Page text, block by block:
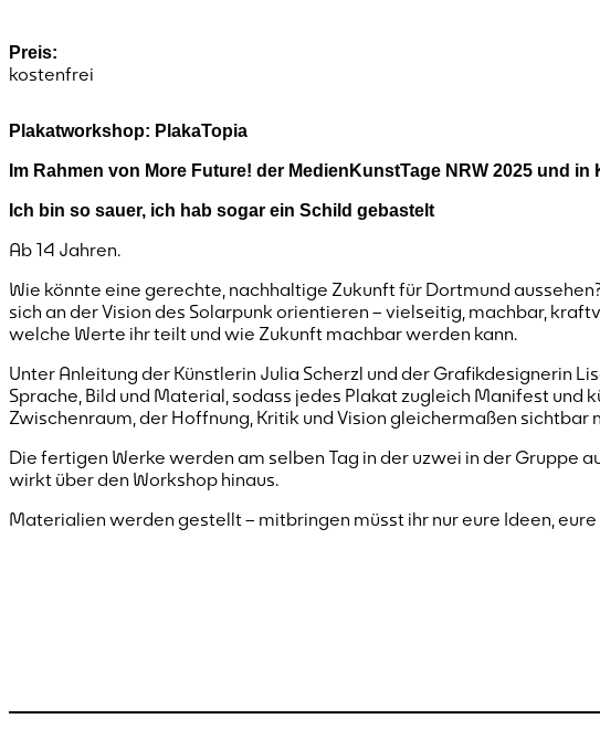
Preis:
kostenfrei
Plakatworkshop: PlakaTopia
Im Rahmen von More Future! der MedienKunstTage NRW 2025 und
Ich bin so sauer, ich hab sogar ein Schild gebastelt
Ab 14 Jahren.
Wie könnte eine gerechte, nachhaltige Zukunft für Dortmund
sich an der Vision des Solarpunk orientieren – vielseitig, machbar,
welche Werte ihr teilt und wie Zukunft machbar werden kann.
Unter Anleitung der Künstlerin Julia Scherzl und der Grafikdesignerin
Sprache, Bild und Material, sodass jedes Plakat zugleich Manifest
Zwischenraum, der Hoffnung, Kritik und Vision gleichermaßen sichtbar
Die fertigen Werke werden am selben Tag in der uzwei in der Gruppe
wirkt über den Workshop hinaus.
Materialien werden gestellt – mitbringen müsst ihr nur eure Ideen,